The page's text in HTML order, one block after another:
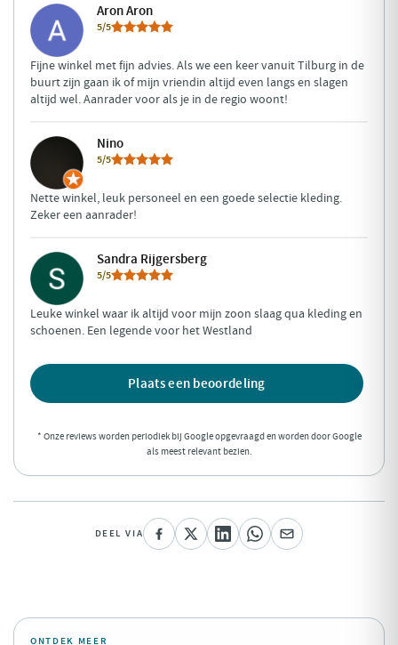
Aron Aron
5/5
Fijne winkel met fijn advies. Als we een keer vanuit Tilburg in de
buurt zijn gaan ik of mijn vriendin altijd even langs en slagen
altijd wel. Aanrader voor als je in de regio woont!
Nino
5/5
Nette winkel, leuk personeel en een goede selectie kleding.
Zeker een aanrader!
Sandra Rijgersberg
5/5
Leuke winkel waar ik altijd voor mijn zoon slaag qua kleding en
schoenen. Een legende voor het Westland
Plaats een beoordeling
* Onze reviews worden periodiek bij Google opgevraagd en worden door Google
als meest relevant bezien.
DEEL VIA
ONTDEK MEER